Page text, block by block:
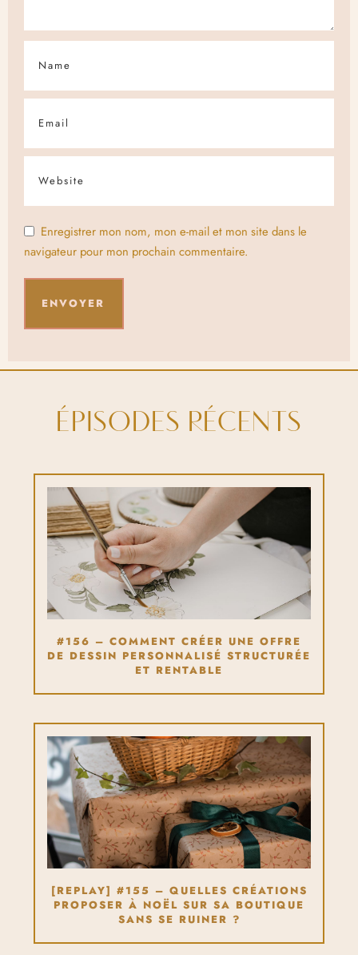
Enregistrer mon nom, mon e-mail et mon site dans le
navigateur pour mon prochain commentaire.
ÉPISODES RÉCENTS
#156 – COMMENT CRÉER UNE OFFRE
DE DESSIN PERSONNALISÉ STRUCTURÉE
ET RENTABLE
[REPLAY] #155 – QUELLES CRÉATIONS
PROPOSER À NOËL SUR SA BOUTIQUE
SANS SE RUINER ?